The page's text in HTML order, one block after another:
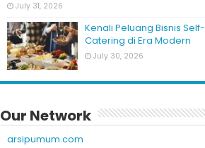
July 31, 2026
Kenali Peluang Bisnis Self-
Catering di Era Modern
July 30, 2026
Our Network
arsipumum.com